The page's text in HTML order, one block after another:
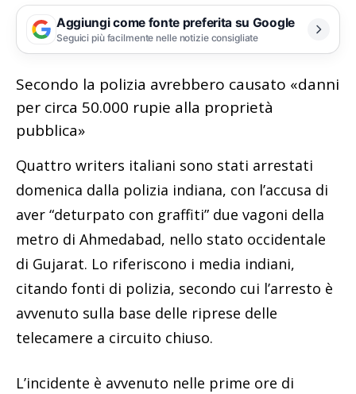
Aggiungi come fonte preferita su Google
Seguici più facilmente nelle notizie consigliate
Secondo la polizia avrebbero causato «danni
per circa 50.000 rupie alla proprietà
pubblica»
Quattro writers italiani sono stati arrestati
domenica dalla polizia indiana, con l’accusa di
aver “deturpato con graffiti” due vagoni della
metro di Ahmedabad, nello stato occidentale
di Gujarat. Lo riferiscono i media indiani,
citando fonti di polizia, secondo cui l’arresto è
avvenuto sulla base delle riprese delle
telecamere a circuito chiuso.
L’incidente è avvenuto nelle prime ore di